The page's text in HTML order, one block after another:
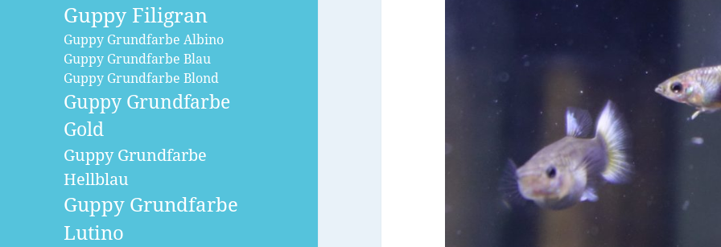
Guppy Filigran
Guppy Grundfarbe Albino
Guppy Grundfarbe Blau
Guppy Grundfarbe Blond
Guppy Grundfarbe
Gold
Guppy Grundfarbe
Hellblau
Guppy Grundfarbe
Lutino